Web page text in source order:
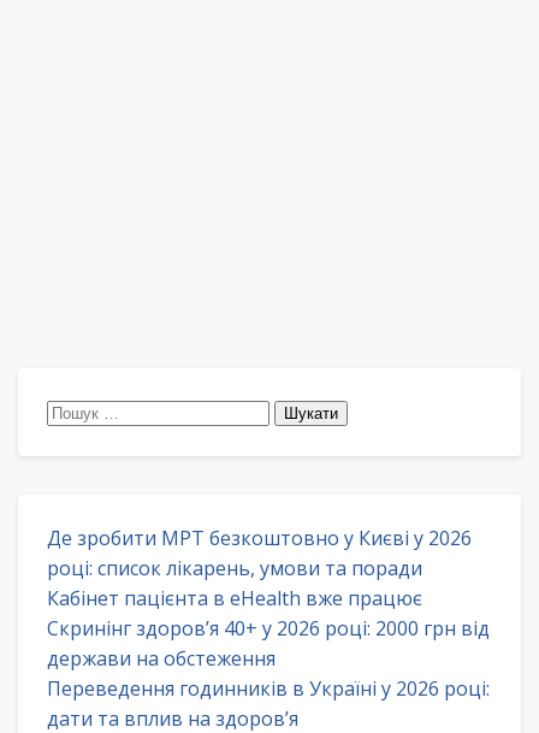
Пошук:
Де зробити МРТ безкоштовно у Києві у 2026
році: список лікарень, умови та поради
Кабінет пацієнта в eHealth вже працює
Скринінг здоров’я 40+ у 2026 році: 2000 грн від
держави на обстеження
Переведення годинників в Україні у 2026 році:
дати та вплив на здоров’я